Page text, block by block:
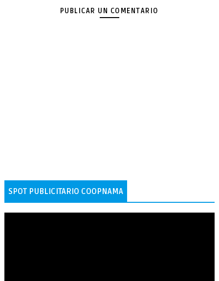
PUBLICAR UN COMENTARIO
SPOT PUBLICITARIO COOPNAMA